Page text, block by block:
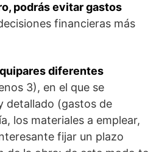
podrás evitar gastos
financieras más
diferentes
3), en el que se
detallado (gastos de
los materiales a emplear,
fijar un plazo